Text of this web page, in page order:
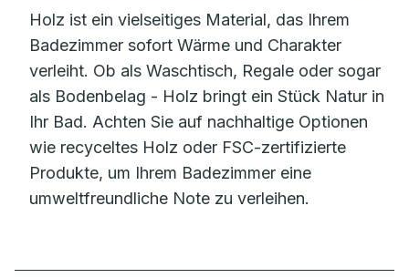
Holz ist ein vielseitiges Material, das Ihrem
Badezimmer sofort Wärme und Charakter
verleiht. Ob als Waschtisch, Regale oder sogar
als Bodenbelag - Holz bringt ein Stück Natur in
Ihr Bad. Achten Sie auf nachhaltige Optionen
wie recyceltes Holz oder FSC-zertifizierte
Produkte, um Ihrem Badezimmer eine
umweltfreundliche Note zu verleihen.